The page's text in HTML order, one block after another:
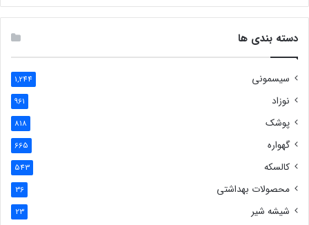
دسته بندی ها
سیسمونی 1,244
نوزاد 961
پوشک 818
گهواره 665
کالسکه 543
محصولات بهداشتی 36
شیشه شیر 23